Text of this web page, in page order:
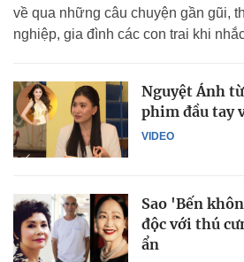
về qua những câu chuyện gần gũi,
nghiệp, gia đình các con trai khi
VIDEO
Nguyệt Ánh
phim đầu tay
Sao 'Bến
độc với thú
ẩn